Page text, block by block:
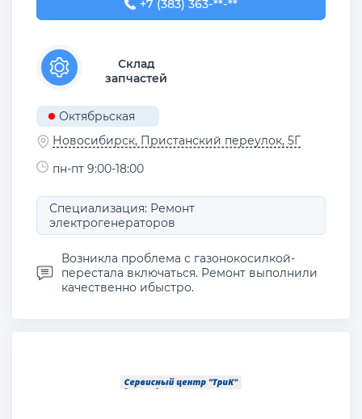
+7 (383) 363-00-11
+7 (383) 363-**-**
Склад
запчастей
Октябрьская
Новосибирск, Пристанский переулок, 5Г
пн-пт 9:00-18:00
Специализация: Ремонт
электрогенераторов
Возникла проблема с газонокосилкой-
перестала включаться. Ремонт выполнили
качественно ибыстро.